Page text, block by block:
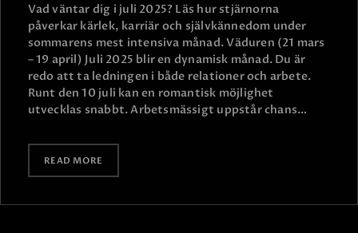
Vad väntar dig i juli 2025? Läs hur stjärnorna
påverkar kärlek, karriär och självkännedom under
sommarens mest intensiva månad. Väduren (21 mars
– 19 april) Juli 2025 blir en dynamisk månad. Du är
redo att ta ledningen i både relationer och arbete.
Runt den 10 juli kan en romantisk möjlighet
utvecklas snabbt. Arbetsmässigt uppstår chans…
READ MORE